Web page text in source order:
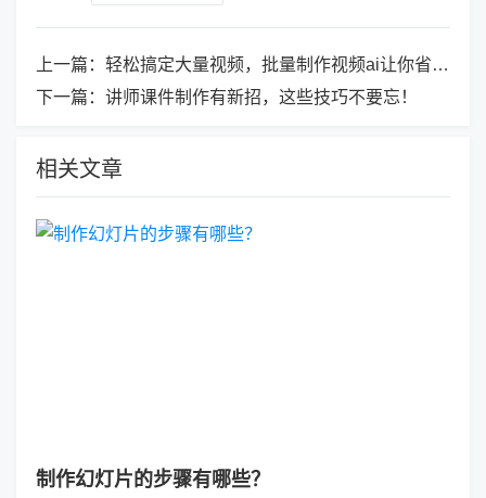
上一篇： 轻松搞定大量视频，批量制作视频ai让你省时又省力
下一篇： 讲师课件制作有新招，这些技巧不要忘！
相关文章
制作幻灯片的步骤有哪些？